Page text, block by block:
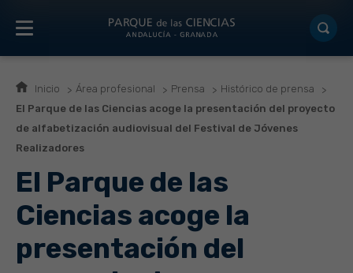
Inicio Área profesional Prensa
Histórico de prensa
El Parque de las Ciencias acoge la presentación del proyecto
de alfabetización audiovisual del Festival de Jóvenes
Realizadores
El Parque de las
Ciencias acoge la
presentación del